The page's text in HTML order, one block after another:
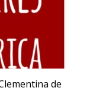
de